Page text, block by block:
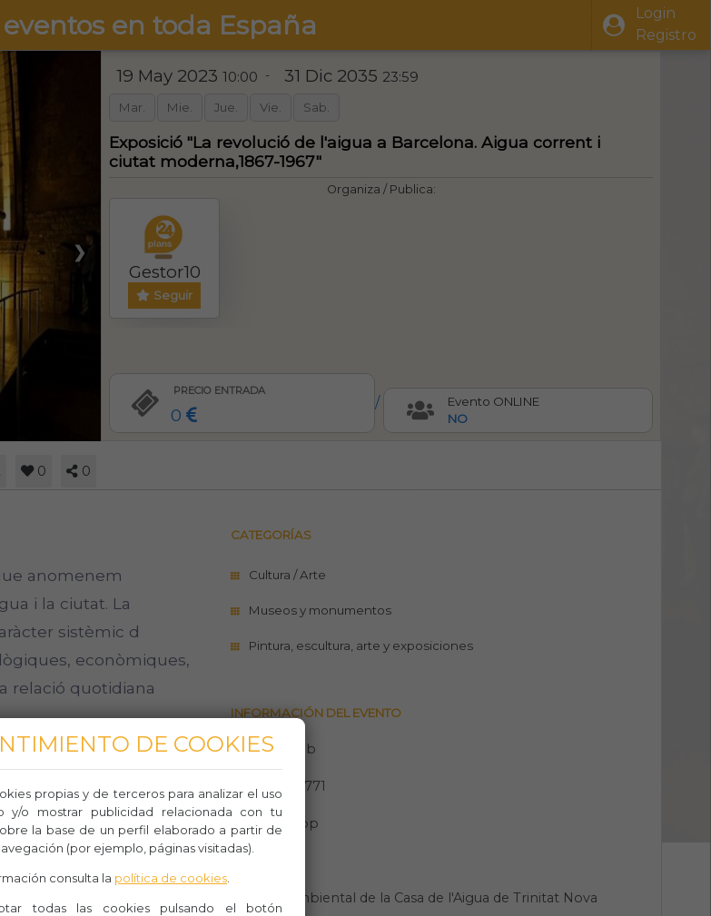
en toda España
Login
Registro
❯
19 May 2023 10:00 - 31 Dic 2035 23:59
Mar. Mie. Jue. Vie. Sab.
Exposició "La revolució de l'aigua a Barcelona. Aigua corrent i
ciutat moderna,1867-1967"
Organiza / Publica:
Gestor10
Seguir
PRECIO ENTRADA
0
/
Evento ONLINE
NO
0 0
anomenem
i la ciutat. La
sistèmic d
econòmiques,
relació quotidiana
CATEGORÍAS
Cultura / Arte
Museos y monumentos
Pintura, escultura, arte y exposiciones
INFORMACIÓN DEL EVENTO
Sitio web
934637771
Whasapp
Aula Ambiental de la Casa de l'Aigua de Trinitat Nova
DE COOKIES
propias y de terceros para analizar el uso
y/o mostrar publicidad relacionada con tu
la base de un perfil elaborado a partir de
(por ejemplo, páginas visitadas).
consulta la política de cookies
todas las cookies pulsando el botón